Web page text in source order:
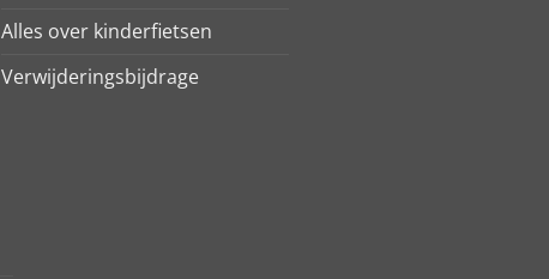
Alles over kinderfietsen
Verwijderingsbijdrage